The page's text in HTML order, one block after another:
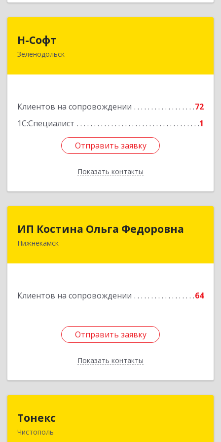
Н-Софт
Зеленодольск
Клиентов на сопровождении
72
1С:Специалист
1
Отправить заявку
Показать контакты
422521, Татарстан Респ (Татарстан),
Подробнее
Отправить заявку
Назад
ИП Костина Ольга Федоровна
Нижнекамск
Клиентов на сопровождении 64
Отправить заявку
Показать контакты
Отправить заявку
Назад
Тонекс
Чистополь
422980, Татарстан Респ, Чистопольский р-н,